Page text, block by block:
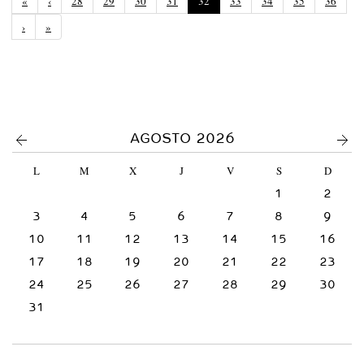
P
t
u
›
»
AGOSTO 2026
L M X J V S
D
1
2
3
4 5 6 7 8
9
10
11 12 13 14 15
16
17
18 19 20 21 22
23
24
25 26 27 28 29
30
31